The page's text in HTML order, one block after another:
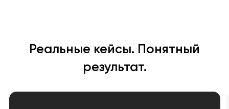
Реальные кейсы. Понятный
результат.